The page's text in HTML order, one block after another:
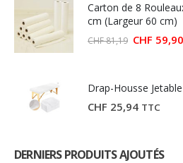
CHF
Carton de 8
cm (Largeur 60 cm)
CHF81,19 Le
CHF 81,19.
CHF 59,90
Drap-Housse
CHF 25,94 TTC
DERNIERS PRODUITS AJOUTÉS